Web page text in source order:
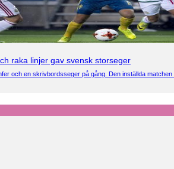
raka linjer gav svensk storseger
och en skrivbordsseger på gång. Den inställda